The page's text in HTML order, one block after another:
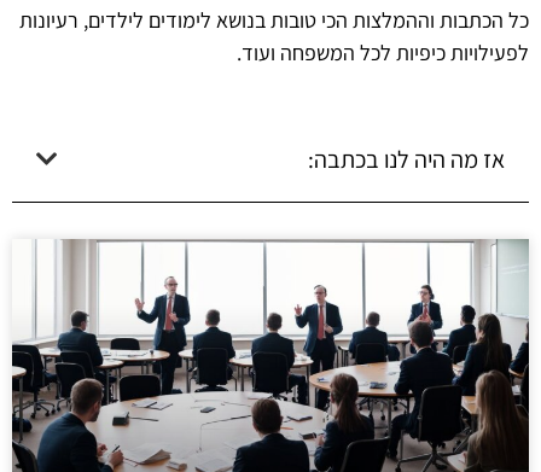
כל הכתבות וההמלצות הכי טובות בנושא לימודים לילדים, רעיונות
לפעילויות כיפיות לכל המשפחה ועוד.
אז מה היה לנו בכתבה: